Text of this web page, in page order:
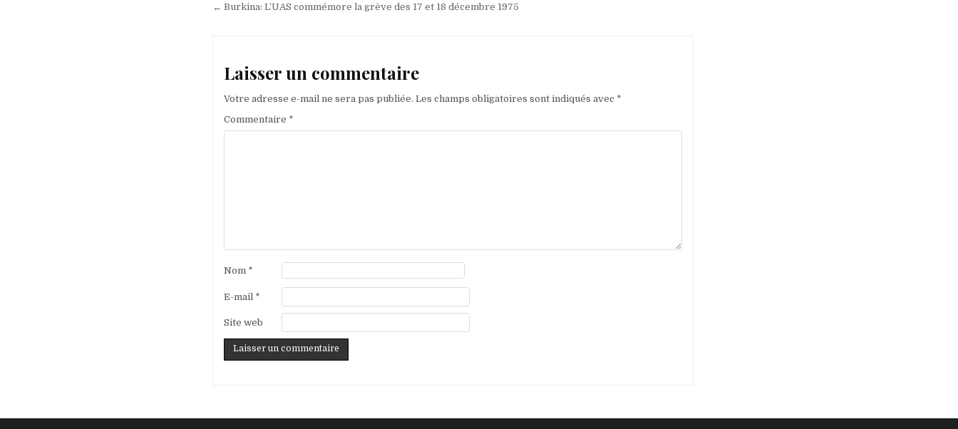
de
← Burkina: L’UAS commémore la grève des 17 et 18 décembre 1975
Laisser un commentaire
Votre adresse e-mail ne sera pas publiée. Les champs obligatoires sont indiqués avec *
Commentaire *
Nom *
E-mail *
Site web